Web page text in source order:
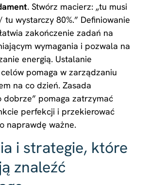
. Stwórz macierz: „tu musi
wystarczy 80%.” Definiowanie
zakończenie zadań na
wymagania i pozwala na
energią. Ustalanie
pomaga w zarządzaniu
na co dzień. Zasada
dobrze” pomaga zatrzymać
perfekcji i przekierować
naprawdę ważne.
i strategie, które
znaleźć